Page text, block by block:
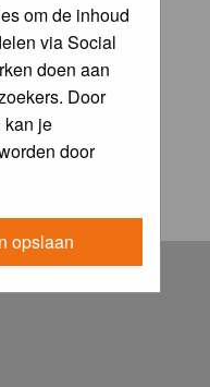
om de inhoud
via Social
doen aan
Door
kan je
door
opslaan